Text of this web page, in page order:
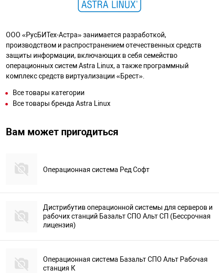
ООО «РусБИТех-Астра» занимается разработкой,
производством и распространением отечественных средств
защиты информации, включающих в себя семейство
операционных систем Astra Linux, а также программный
комплекс средств виртуализации «Брест».
Все товары категории
Все товары бренда Astra Linux
Вам может пригодиться
Операционная система Ред Софт
Дистрибутив операционной системы для серверов и
рабочих станций Базальт СПО Альт СП (Бессрочная
лицензия)
Операционная система Базальт СПО Альт Рабочая
станция К